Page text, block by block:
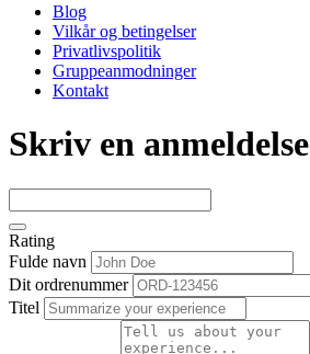
Blog
Vilkår og betingelser
Privatlivspolitik
Gruppeanmodninger
Kontakt
Skriv en anmeldelse
Rating
Fulde navn
Dit ordrenummer
Titel